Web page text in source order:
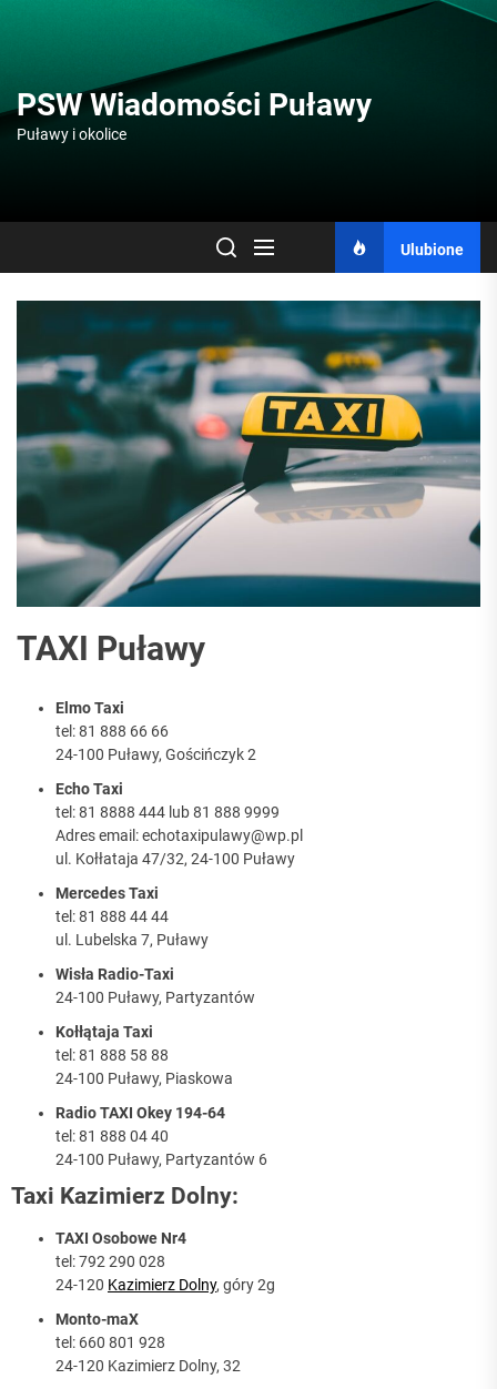
content
PSW Wiadomości Puławy
Puławy i okolice
Ulubione
TAXI Puławy
Elmo Taxi
tel: 81 888 66 66
24-100 Puławy, Gościńczyk 2
Echo Taxi
tel: 81 8888 444 lub 81 888 9999
Adres email: echotaxipulawy@wp.pl
ul. Kołłataja 47/32, 24-100 Puławy
Mercedes Taxi
tel: 81 888 44 44
ul. Lubelska 7, Puławy
Wisła Radio-Taxi
24-100 Puławy, Partyzantów
Kołłątaja Taxi
tel: 81 888 58 88
24-100 Puławy, Piaskowa
Radio TAXI Okey 194-64
tel: 81 888 04 40
24-100 Puławy, Partyzantów 6
Taxi Kazimierz Dolny:
TAXI Osobowe Nr4
tel: 792 290 028
24-120 Kazimierz Dolny, góry 2g
Monto-maX
tel: 660 801 928
24-120 Kazimierz Dolny, 32